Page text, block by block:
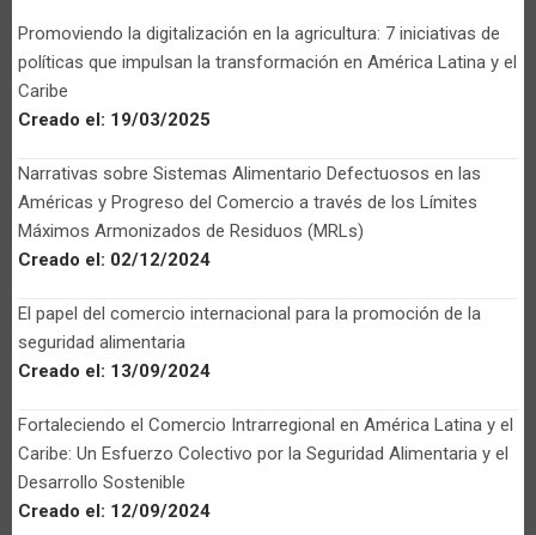
Promoviendo la digitalización en la agricultura: 7 iniciativas de
políticas que impulsan la transformación en América Latina y el
Caribe
Creado el: 19/03/2025
Narrativas sobre Sistemas Alimentario Defectuosos en las
Américas y Progreso del Comercio a través de los Límites
Máximos Armonizados de Residuos (MRLs)
Creado el: 02/12/2024
El papel del comercio internacional para la promoción de la
seguridad alimentaria
Creado el: 13/09/2024
Fortaleciendo el Comercio Intrarregional en América Latina y el
Caribe: Un Esfuerzo Colectivo por la Seguridad Alimentaria y el
Desarrollo Sostenible
Creado el: 12/09/2024